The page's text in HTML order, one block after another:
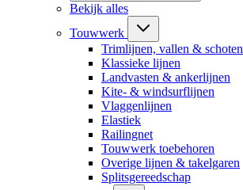
Bekijk alles
Touwwerk
Trimlijnen, vallen & schoten
Klassieke lijnen
Landvasten & ankerlijnen
Kite- & windsurflijnen
Vlaggenlijnen
Elastiek
Railingnet
Touwwerk toebehoren
Overige lijnen & takelgaren
Splitsgereedschap